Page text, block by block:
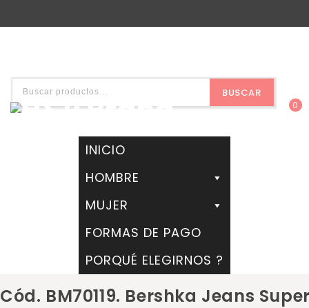
BUSCAR
0
INICIO
HOMBRE
MUJER
FORMAS DE PAGO
PORQUÉ ELEGIRNOS ?
Cód. BM70119. Bershka Jeans